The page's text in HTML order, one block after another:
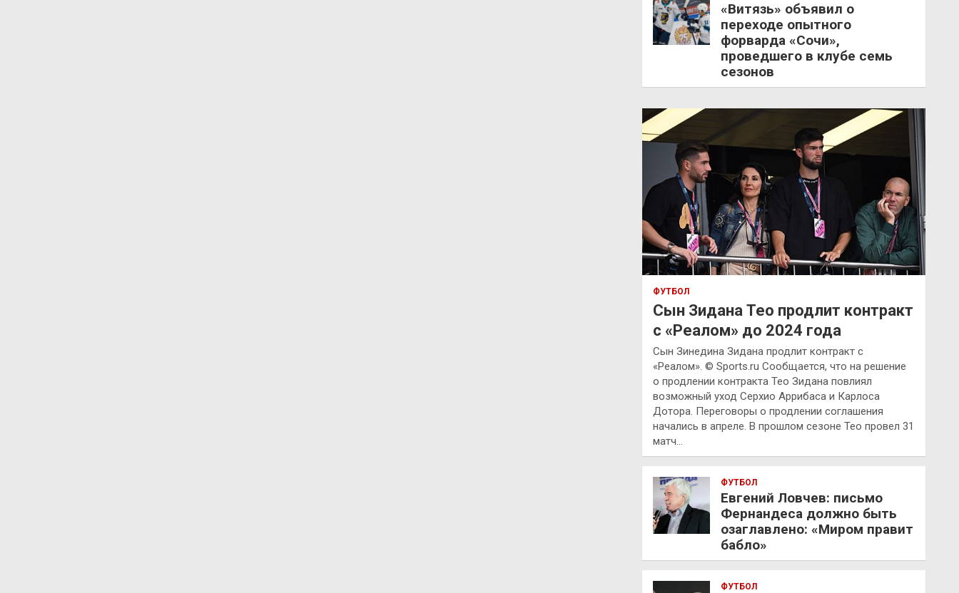
«Витязь» объявил о
переходе опытного
форварда «Сочи»,
проведшего в клубе семь
сезонов
ФУТБОЛ
Сын Зидана Тео продлит контракт
с «Реалом» до 2024 года
Сын Зинедина Зидана продлит контракт с
«Реалом». © Sports.ru Сообщается, что на решение
о продлении контракта Тео Зидана повлиял
возможный уход Серхио Аррибаса и Карлоса
Дотора. Переговоры о продлении соглашения
начались в апреле. В прошлом сезоне Тео провел 31
матч…
ФУТБОЛ
Евгений Ловчев: письмо
Фернандеса должно быть
озаглавлено: «Миром правит
бабло»
ФУТБОЛ